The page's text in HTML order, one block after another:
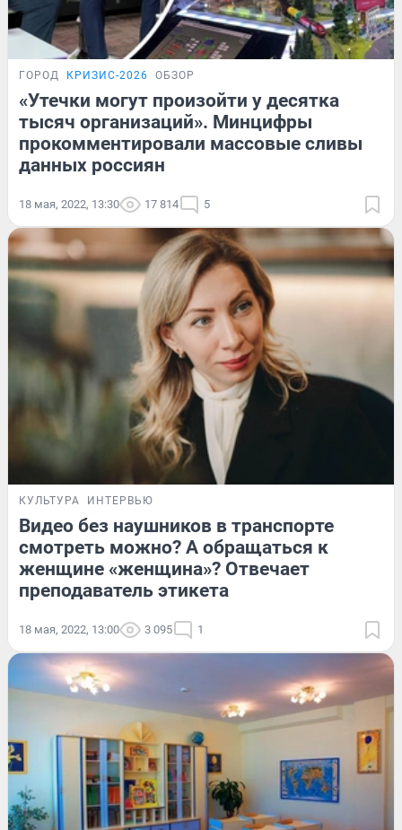
ГОРОД КРИЗИС-2026 ОБЗОР
«Утечки могут произойти у десятка
тысяч организаций». Минцифры
прокомментировали массовые сливы
данных россиян
18 мая, 2022, 13:30 17 814 5
КУЛЬТУРА ИНТЕРВЬЮ
Видео без наушников в транспорте
смотреть можно? А обращаться к
женщине «женщина»? Отвечает
преподаватель этикета
18 мая, 2022, 13:00 3 095 1